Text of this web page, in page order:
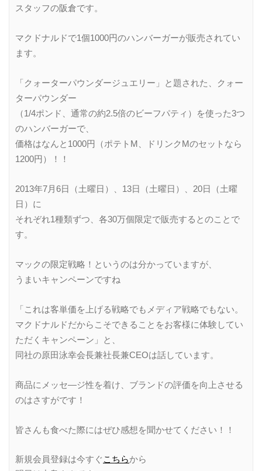
スタッフの阪倉です。
マクドナルドで1個1000円のハンバーガーが販売されてい
ます。
「クォーターパウンダージュエリー」と題された、クォー
ターパウンダー
（1/4ポンド、通常の約2.5倍のビーフパティ）を使った3つ
のハンバーガーで、
価格はなんと1000円（ポテトM、ドリンクMのセットなら
1200円）！！
2013年7月6日（土曜日）、13日（土曜日）、20日（土曜
日）に
それぞれ1種類ずつ、各30万個限定で販売するとのことで
す。
マッ クの限定戦略！というのは分かっていますが、
うまいキャンペーンですね
「これは客単価を上げる戦略でもメディア戦略でもない。
マクドナルドだからこそできることをお客様に体験してい
ただくキャンペーン」と、
同社の原田泳幸会長兼社長兼CEOは話しています。
商品にメッセ―ジ性を着け、ブランドの評価を向上させる
のはさすがです！
皆さんも食べた際にはぜひ感想を聞かせてください！！
新規会員登録は今すぐこちらから